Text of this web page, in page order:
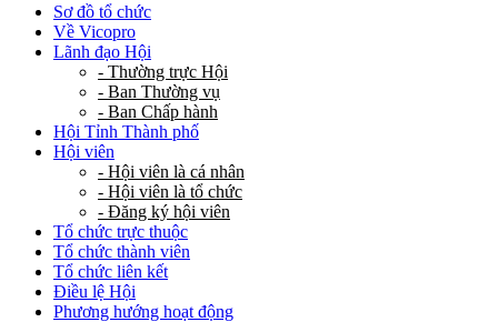
Sơ đồ tổ chức
Về Vicopro
Lãnh đạo Hội
- Thường trực Hội
- Ban Thường vụ
- Ban Chấp hành
Hội Tỉnh Thành phố
Hội viên
- Hội viên là cá nhân
- Hội viên là tổ chức
- Đăng ký hội viên
Tổ chức trực thuộc
Tổ chức thành viên
Tổ chức liên kết
Điều lệ Hội
Phương hướng hoạt động